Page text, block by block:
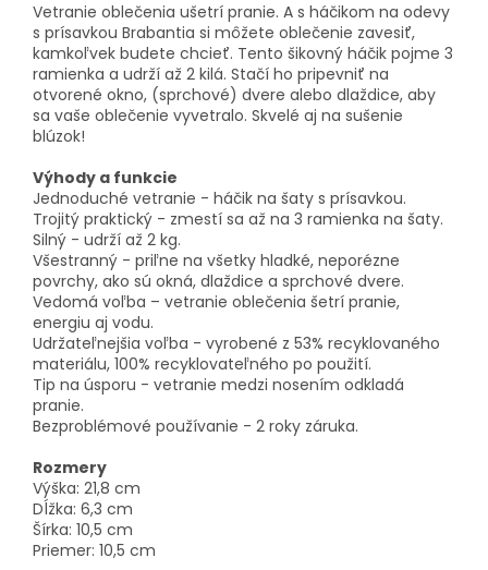
Vetranie oblečenia ušetrí pranie. A s háčikom na odevy
s prísavkou Brabantia si môžete oblečenie zavesiť,
kamkoľvek budete chcieť. Tento šikovný háčik pojme 3
ramienka a udrží až 2 kilá. Stačí ho pripevniť na
otvorené okno, (sprchové) dvere alebo dlaždice, aby
sa vaše oblečenie vyvetralo. Skvelé aj na sušenie
blúzok!
Výhody a funkcie
Jednoduché vetranie - háčik na šaty s prísavkou.
Trojitý praktický - zmestí sa až na 3 ramienka na šaty.
Silný - udrží až 2 kg.
Všestranný - priľne na všetky hladké, neporézne
povrchy, ako sú okná, dlaždice a sprchové dvere.
Vedomá voľba – vetranie oblečenia šetrí pranie,
energiu aj vodu.
Udržateľnejšia voľba - vyrobené z 53% recyklovaného
materiálu, 100% recyklovateľného po použití.
Tip na úsporu - vetranie medzi nosením odkladá
pranie.
Bezproblémové používanie - 2 roky záruka.
Rozmery
Výška: 21,8 cm
Dĺžka: 6,3 cm
Šírka: 10,5 cm
Priemer: 10,5 cm